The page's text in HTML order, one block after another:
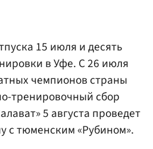
15 июля и десять
в Уфе. С 26 июля
чемпионов страны
тренировочный сбор
5 августа проведет
с тюменским «Рубином».